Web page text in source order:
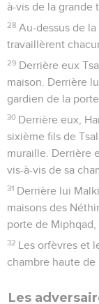
à-vis de la grande
28 Au-dessus de
travaillèrent
29 Derrière eux
maison. Derrière
gardien de la porte
30 Derrière eux,
sixième fils de
muraille. Derrière
vis-à-vis de sa
31 Derrière lui
maisons des
porte de Miphqad,
32 Les orfèvres et
chambre haute de
Les